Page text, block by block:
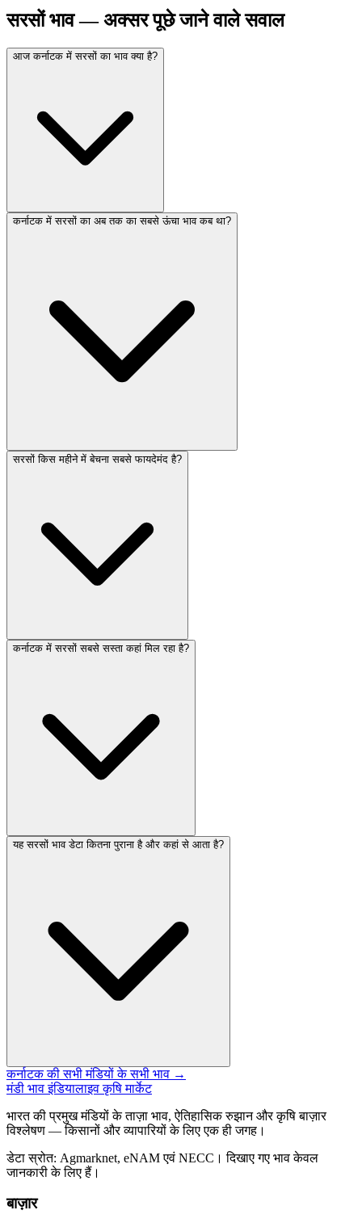
सरसों भाव — अक्सर पूछे जाने वाले सवाल
आज कर्नाटक में सरसों का भाव क्या है?
कर्नाटक में सरसों का अब तक का सबसे ऊंचा भाव कब था?
सरसों किस महीने में बेचना सबसे फायदेमंद है?
कर्नाटक में सरसों सबसे सस्ता कहां मिल रहा है?
यह सरसों भाव डेटा कितना पुराना है और कहां से आता है?
कर्नाटक की सभी मंडियों के सभी भाव →
मंडी भाव इंडियालाइव कृषि मार्केट
भारत की प्रमुख मंडियों के ताज़ा भाव, ऐतिहासिक रुझान और कृषि बाज़ार
विश्लेषण — किसानों और व्यापारियों के लिए एक ही जगह।
डेटा स्रोत: Agmarknet, eNAM एवं NECC। दिखाए गए भाव केवल
जानकारी के लिए हैं।
बाज़ार